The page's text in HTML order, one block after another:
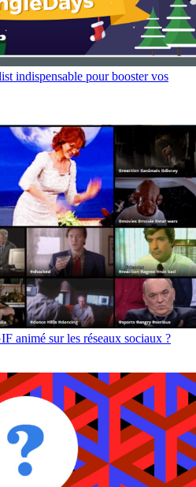
indispensable pour booster vos
animé sur les réseaux sociaux ?